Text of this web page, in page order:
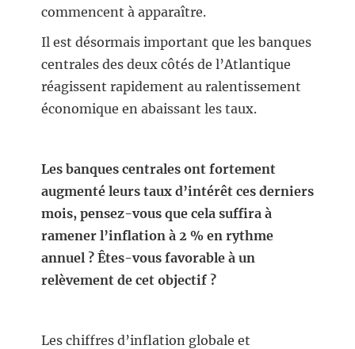
commencent à apparaître.
Il est désormais important que les banques
centrales des deux côtés de l’Atlantique
réagissent rapidement au ralentissement
économique en abaissant les taux.
Les banques centrales ont fortement
augmenté leurs taux d’intérêt ces derniers
mois, pensez-vous que cela suffira à
ramener l’inflation à 2 % en rythme
annuel ? Êtes-vous favorable à un
relèvement de cet objectif ?
Les chiffres d’inflation globale et